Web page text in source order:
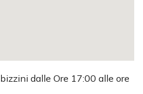
dalle Ore 17:00 alle ore